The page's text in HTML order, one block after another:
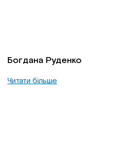
Богдана Руденко
Читати більше